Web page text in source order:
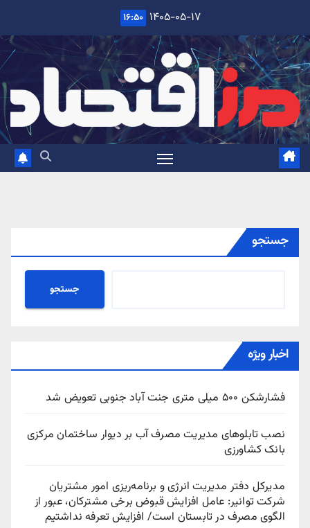
content
۱۴۰۵-۰۵-۱۷ ۱۶:۵۰
جستجو
جستجو
اخبار ویژه
فشارشکن ۵۰۰ میلی متری جنت آباد جنوبی تعویض شد
نصب تابلوهای مدیریت مصرف آب بر دیوار ساختمان مرکزی
بانک کشاورزی
مدیرکل دفتر مدیریت انرژی و برنامه‌ریزی امور مشتریان
شرکت توانیر: عامل افزایش قبوض برخی مشترکان، عبور از
الگوی مصرف در تابستان است/ افزایش تعرفه نداشتیم